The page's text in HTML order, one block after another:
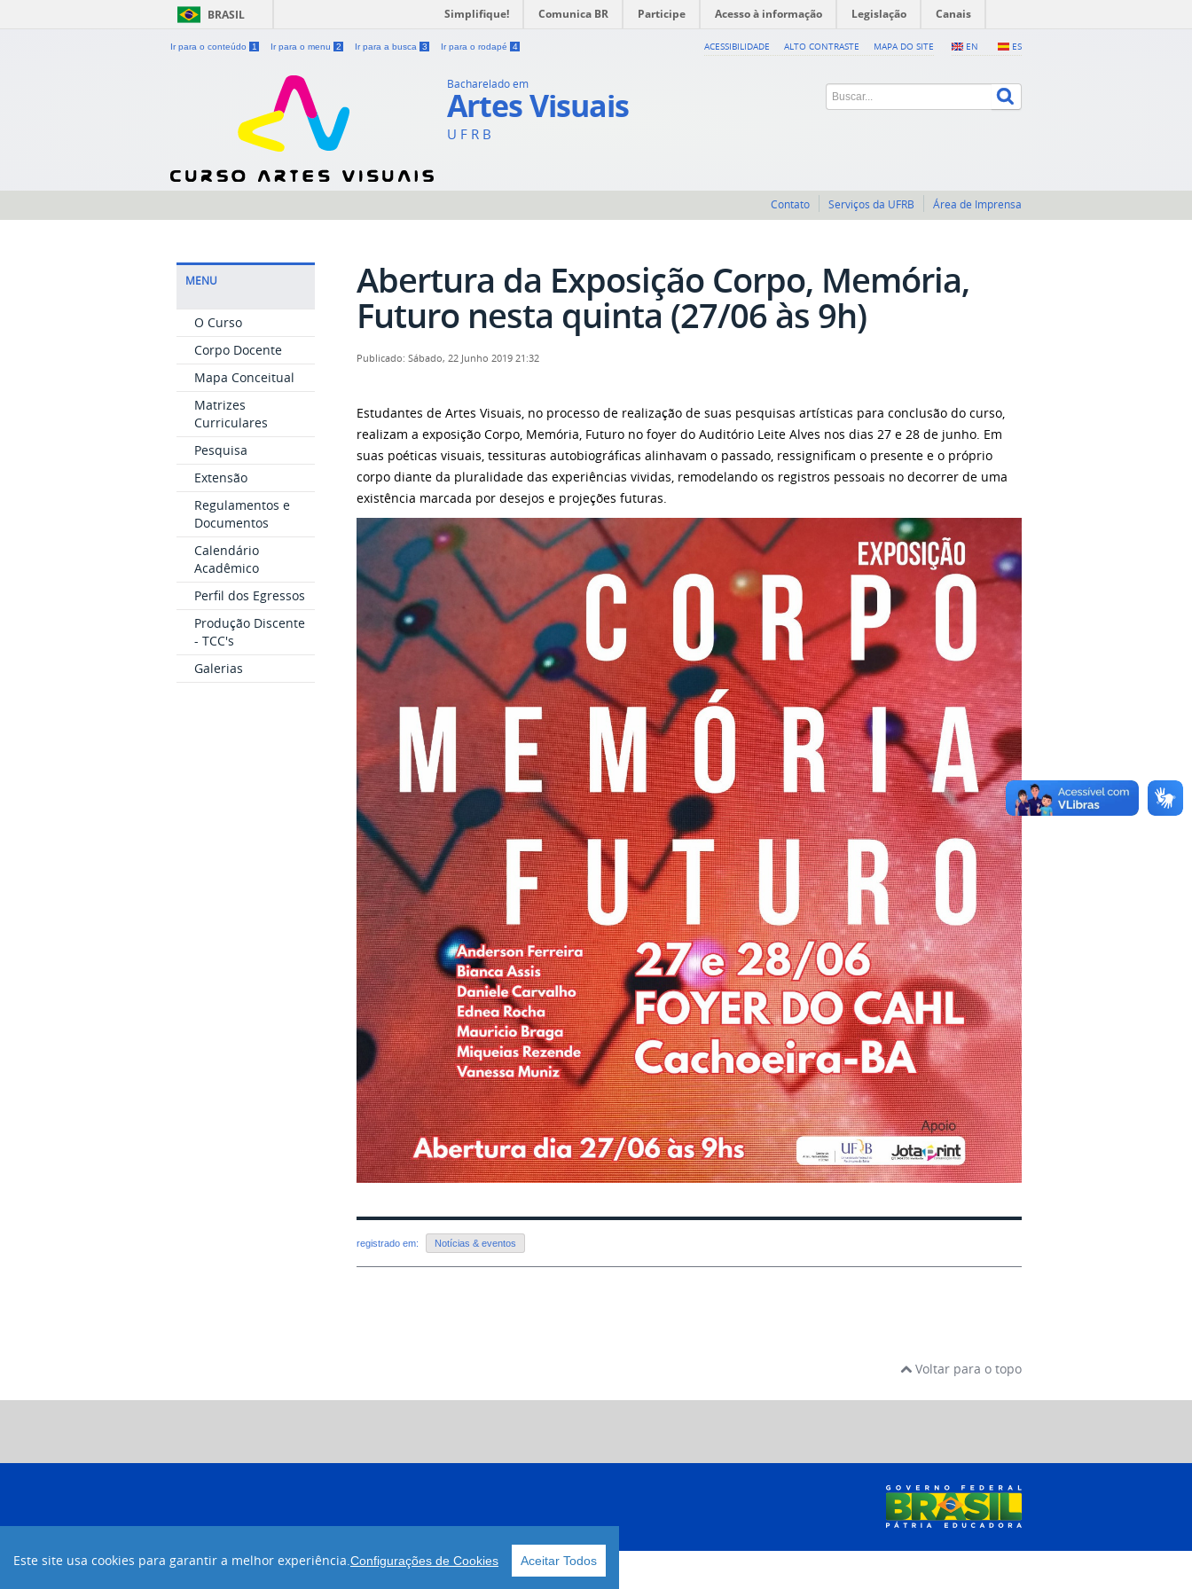
Este site usa cookies para garantir a melhor experiência.Configurações de Cookies Aceitar Todos
BRASIL Simplifique! Comunica BR Participe Acesso à informação Legislação Canais
Ir para o conteúdo 1 Ir para o menu 2 Ir para a busca 3 Ir para o rodapé 4 EN ES
ACESSIBILIDADE ALTO CONTRASTE MAPA DO SITE
Bacharelado em
Artes Visuais
U F R B
Contato Serviços da UFRB Área de Imprensa
MENU
O Curso
Corpo Docente
Mapa Conceitual
Matrizes
Curriculares
Pesquisa
Extensão
Regulamentos e
Documentos
Calendário
Acadêmico
Perfil dos Egressos
Produção Discente
- TCC's
Galerias
Abertura da Exposição Corpo, Memória,
Futuro nesta quinta (27/06 às 9h)
Publicado: Sábado, 22 Junho 2019 21:32
Estudantes de Artes Visuais, no processo de realização de suas pesquisas artísticas para conclusão do curso,
realizam a exposição Corpo, Memória, Futuro no foyer do Auditório Leite Alves nos dias 27 e 28 de junho. Em
suas poéticas visuais, tessituras autobiográficas alinhavam o passado, ressignificam o presente e o próprio
corpo diante da pluralidade das experiências vividas, remodelando os registros pessoais no decorrer de uma
existência marcada por desejos e projeções futuras.
registrado em: Notícias & eventos
Voltar para o topo
Desenvolvido com código aberto Joomla!